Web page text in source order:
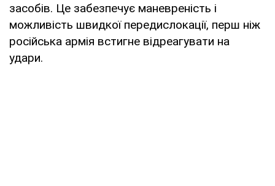
засобів. Це забезпечує маневреність і
можливість швидкої передислокації, перш ніж
російська армія встигне відреагувати на
удари.